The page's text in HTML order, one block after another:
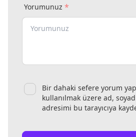
Yorumunuz *
Bir dahaki sefere yorum
kullanılmak üzere ad,
adresimi bu tarayıcıya